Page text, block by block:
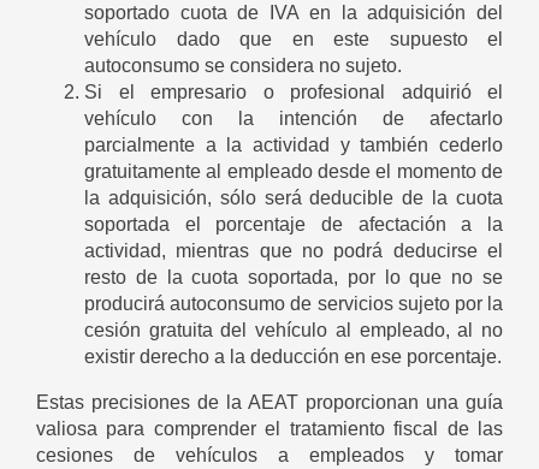
soportado cuota de IVA en la adquisición del
vehículo dado que en este supuesto el
autoconsumo se considera no sujeto.
Si el empresario o profesional adquirió el
vehículo con la intención de afectarlo
parcialmente a la actividad y también cederlo
gratuitamente al empleado desde el momento de
la adquisición, sólo será deducible de la cuota
soportada el porcentaje de afectación a la
actividad, mientras que no podrá deducirse el
resto de la cuota soportada, por lo que no se
producirá autoconsumo de servicios sujeto por la
cesión gratuita del vehículo al empleado, al no
existir derecho a la deducción en ese porcentaje.
Estas precisiones de la AEAT proporcionan una guía
valiosa para comprender el tratamiento fiscal de las
cesiones de vehículos a empleados y tomar